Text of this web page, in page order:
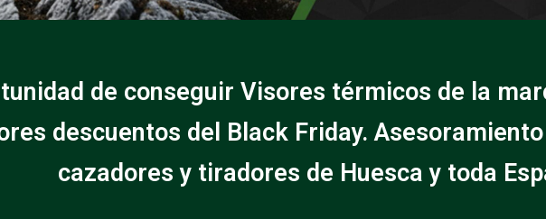
de conseguir Visores térmicos de la
descuentos del Black Friday.
cazadores y tiradores de Huesca y toda